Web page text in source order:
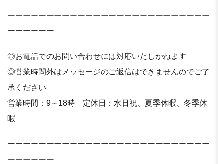
ーーーーーーーーーーーーーーーーーーーーーーーーーー
ーーーーーー
◎お電話でのお問い合わせには対応いたしかねます
◎営業時間外はメッセージのご返信はできませんのでご了
承ください
営業時間：9～18時 定休日：水日祝、夏季休暇、冬季休
暇
ーーーーーーーーーーーーーーーーーーーーーーーーーー
ーーーーーー